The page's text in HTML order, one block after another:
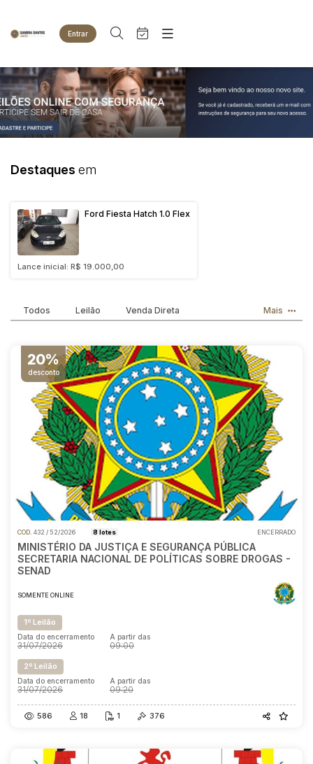
Entrar
Criar conta Entrar
Site
Agenda
Quem Somos
Contato
Busca por categoria
Imóveis
Terreno
Veículos
Carros
Reboque
Busca por palavra-chave
Categoria Subcategoria
Bairro
Judiciais Extrajudiciais
R$ até R$
Pesquisar
Home
Quem Somos
Eventos
Destaques em
Ford Fiesta Hatch 1.0 Flex
Lance inicial: R$ 19.000,00
Todos Leilão Venda Direta Mais
20%
desconto
COD. 432 / 52/2026 8 lotes ENCERRADO
MINISTÉRIO DA JUSTIÇA E SEGURANÇA PÚBLICA
SECRETARIA NACIONAL DE POLÍTICAS SOBRE DROGAS -
SENAD
SOMENTE ONLINE
1º Leilão
Data do encerramento
31/07/2026
A partir das
09:00
2º Leilão
Data do encerramento
31/07/2026
A partir das
09:20
586 18 1 376